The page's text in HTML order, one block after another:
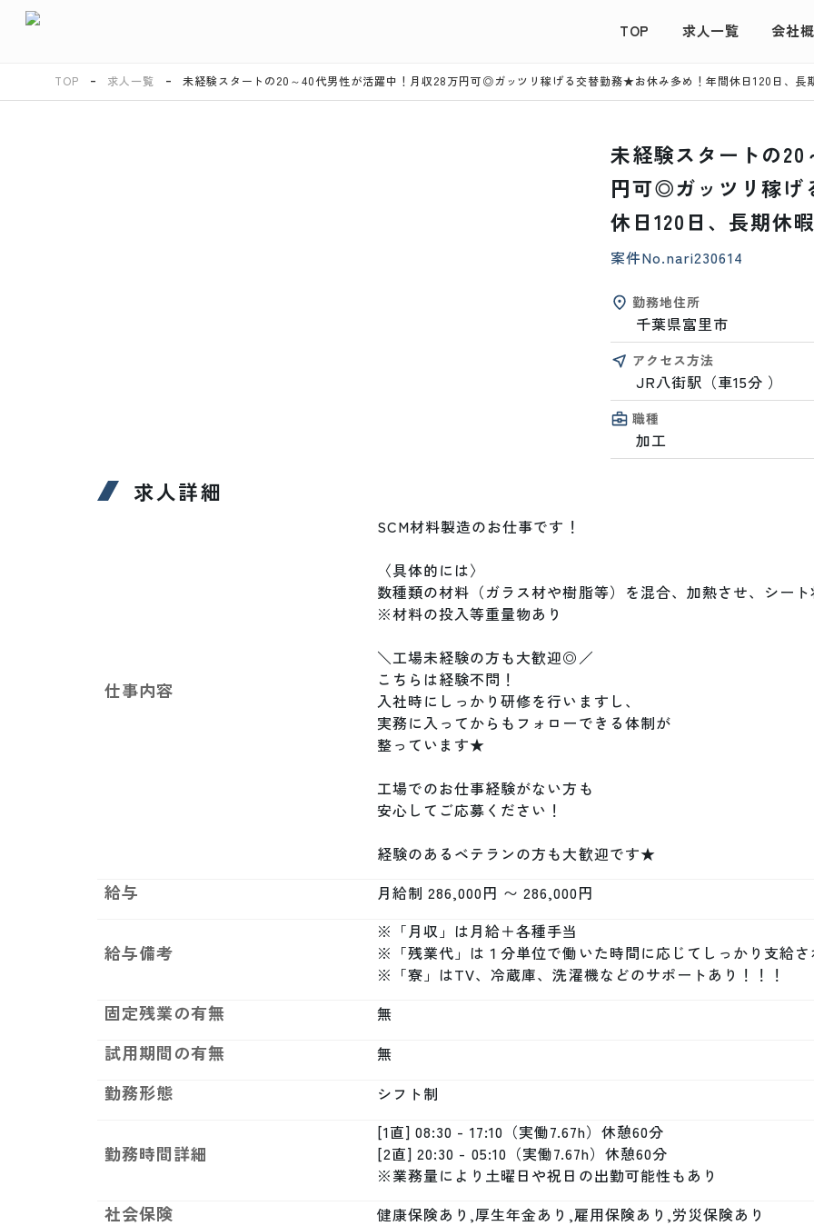
TOP 求人一覧 会社
TOP 求人一覧 未経験スタートの20～40代男性が活躍中！月収28万円可◎ガッツリ稼げる交替勤務★お休み多め！年間休日120日、
未経験スタートの
円可◎ガッツリ稼げ
休日120日、長期休
案件No.nari230614
勤務地住所
千葉県富里市
アクセス方法
JR八街駅（車15分 ）
職種
加工
求人詳細
仕事内容
SCM材料製造のお仕事です！
〈具体的には〉
数種類の材料（ガラス材や樹脂等）を混合、加熱させ、シー
※材料の投入等重量物あり
＼工場未経験の方も大歓迎◎／
こちらは経験不問！
入社時にしっかり研修を行いますし、
実務に入ってからもフォローできる体制が
整っています★
工場でのお仕事経験がない方も
安心してご応募ください！
経験のあるベテランの方も大歓迎です★
給与 月給制 286,000円 〜 286,000円
給与備考
※「月収」は月給＋各種手当
※「残業代」は１分単位で働いた時間に応じてしっかり支給
※「寮」はTV、冷蔵庫、洗濯機などのサポートあり！！！
固定残業の有無 無
試用期間の有無 無
勤務形態 シフト制
勤務時間詳細
[1直] 08:30 - 17:10（実働7.67h）休憩60分
[2直] 20:30 - 05:10（実働7.67h）休憩60分
※業務量により土曜日や祝日の出勤可能性もあり
社会保険 健康保険あり,厚生年金あり,雇用保険あり,労災保険あり